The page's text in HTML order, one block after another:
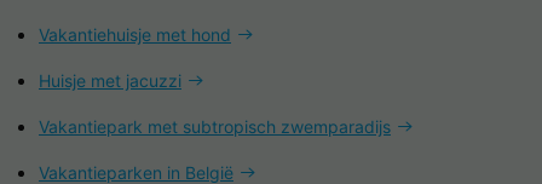
Vakantiehuisje met hond
Huisje met jacuzzi
Vakantiepark met subtropisch zwemparadijs
Vakantieparken in België